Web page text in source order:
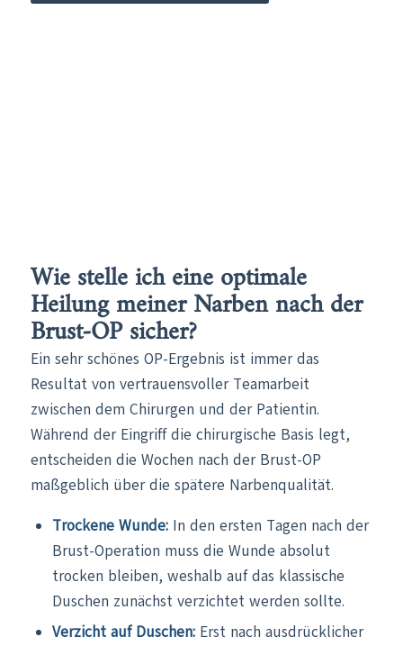
Wie stelle ich eine optimale
Heilung meiner Narben nach der
Brust-OP sicher?
Ein sehr schönes OP-Ergebnis ist immer das
Resultat von vertrauensvoller Teamarbeit
zwischen dem Chirurgen und der Patientin.
Während der Eingriff die chirurgische Basis legt,
entscheiden die Wochen nach der Brust-OP
maßgeblich über die spätere Narbenqualität.
Trockene Wunde:In den ersten Tagen nach der
Brust-Operation muss die Wunde absolut
trocken bleiben, weshalb auf das klassische
Duschen zunächst verzichtet werden sollte.
Verzicht auf Duschen:Erst nach ausdrücklicher